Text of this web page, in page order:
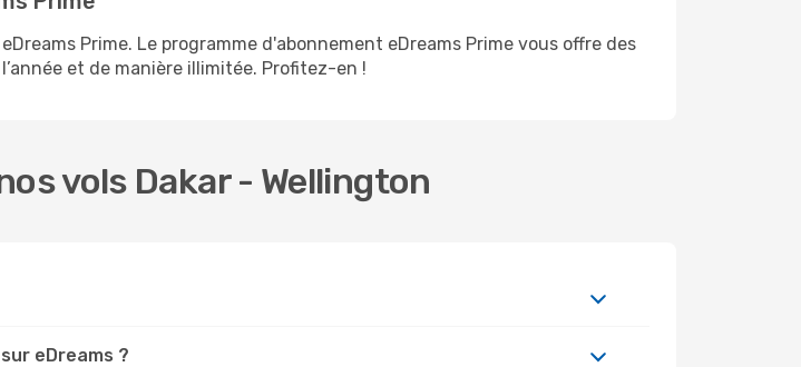
Prime. Le programme d'abonnement eDreams Prime vous offre des
et de manière illimitée. Profitez-en !
vols Dakar - Wellington
eDreams ?